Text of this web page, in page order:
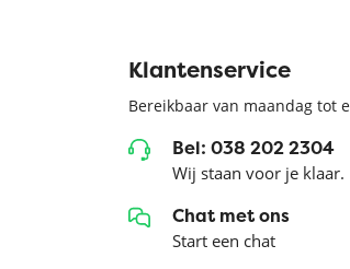
Klantenservice
Bereikbaar van maandag tot
Bel: 038 202 2304
Wij staan voor je klaar.
Chat met ons
Start een chat